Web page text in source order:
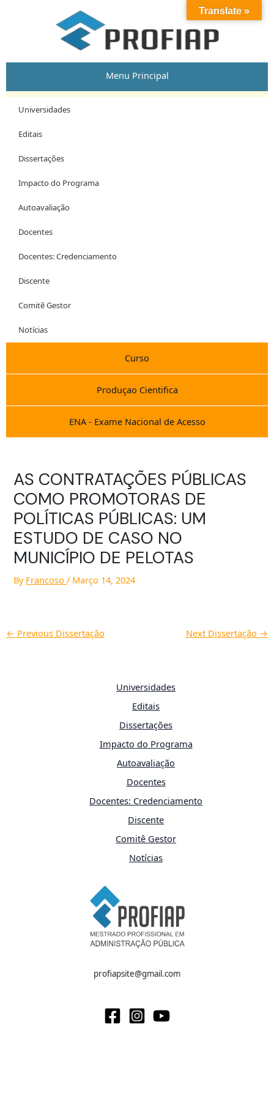
Menu Principal
Curso
Produçao Cientifica
ENA - Exame Nacional de Acesso
Universidades
Editais
Dissertações
Impacto do Programa
Autoavaliação
Docentes
Docentes: Credenciamento
Discente
Comitê Gestor
Notícias
AS CONTRATAÇÕES PÚBLICAS
COMO PROMOTORAS DE
POLÍTICAS PÚBLICAS: UM
ESTUDO DE CASO NO
MUNICÍPIO DE PELOTAS
By Francoso/ Março 14, 2024
← Previous Dissertação Next Dissertação →
Universidades
Editais
Dissertações
Impacto do Programa
Autoavaliação
Docentes
Docentes: Credenciamento
Discente
Comitê Gestor
Notícias
profiapsite@gmail.com
Translate »